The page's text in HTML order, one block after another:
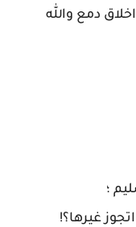
دمع والله
؛
غيرها؟!